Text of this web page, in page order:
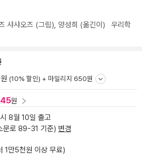
샤샤오즈 (그림), 양성희 (옮긴이) 우리학
원 (10% 할인) + 마일리지 650원
원
8월 10일 출고
문로 89-31 기준) 변경
1만5천원 이상 무료)